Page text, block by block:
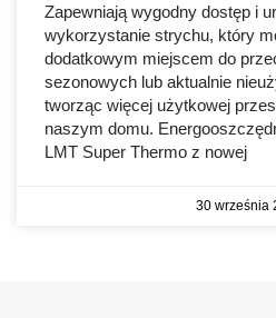
Zapewniają wygodny dostęp i
wykorzystanie strychu, który
dodatkowym miejscem do
sezonowych lub aktualnie
tworząc więcej użytkowej
naszym domu.
LMT Super Thermo z nowej
30 września